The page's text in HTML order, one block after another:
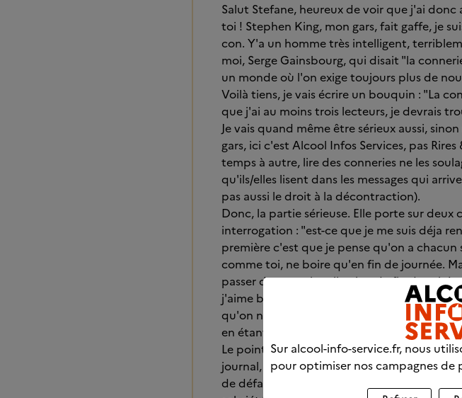
Salut Stefane, heureux de voir que j'ai
toi ! Stephen King, mon gars, fait gaffe, je
con. Y'a un homme très intelligent,
moi, Serge Gainsbourg, qui disait "la
un monde où l'on exige toujours plus de
Voilà tiens, je vais écrire un bouquin : "La
que j'ai au moins trois lecteurs, je devrais
Je vais quand même être sérieux aussi,
gars, ici c'est Alcool Infos Services, pas
temps à autre, lire des conneries ne les
qu'ils/elles lisent dans les messages qui
pas aussi le droit à la décontraction).
Donc, la partie sérieuse. Elle porte sur
interrogation : "est-ce que je me suis déja
première c'est que je pense qu'on a
comme toi, ne boire qu'en fin de journée.
passer de mon alcoolisation de fin de
j'aime bien être libre. J'ai 56 balais, je crois
qu'on ne vienne pas limiter ma liberté de
en étant devenu une dépendance, limite
Le point deux c'est que : jamais rien n'est
journal, commencé il y a presque un an, tu
de défaites. Et je sais maintenant que le
Sur alcool-info-service.fr, nous
pour optimiser nos campagnes de